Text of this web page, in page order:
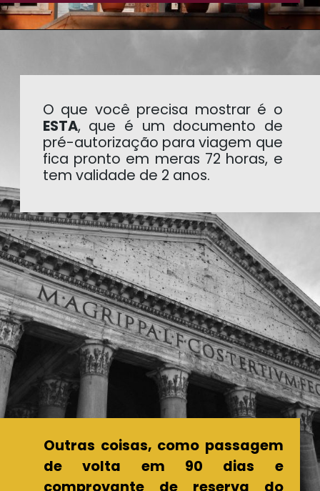
O que você precisa mostrar é o
ESTA, que é um documento de
pré-autorização para viagem que
fica pronto em meras 72 horas, e
tem validade de 2 anos.
Outras coisas, como passagem
de volta em 90 dias e
comprovante de reserva do